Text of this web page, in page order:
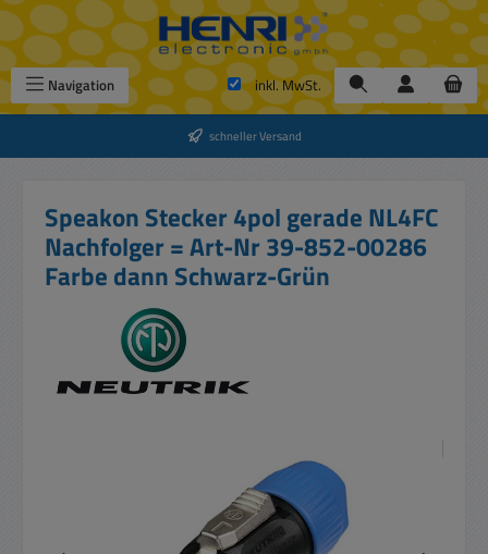
Zum Hauptinhalt springen
Navigation inkl. MwSt.
schneller Versand
Speakon Stecker 4pol gerade NL4FC
Nachfolger = Art-Nr 39-852-00286
Farbe dann Schwarz-Grün